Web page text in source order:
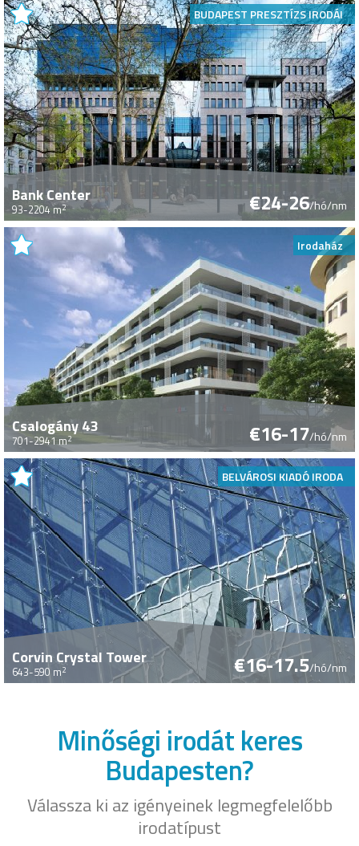
BUDAPEST PRESZTÍZS IRODÁI
Bank Center
93-2204 m2 €24-26/hó/nm
Irodaház
Csalogány 43
701-2941 m2 €16-17/hó/nm
BELVÁROSI KIADÓ IRODA
Corvin Crystal Tower
643-590 m2 €16-17.5/hó/nm
Minőségi irodát keres
Budapesten?
Válassza ki az igényeinek legmegfelelőbb
irodatípust